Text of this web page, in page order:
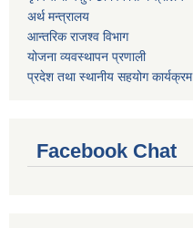
अर्थ मन्त्रालय
आन्तरिक राजश्व विभाग
योजना व्यवस्थापन प्रणाली
प्रदेश तथा स्थानीय सहयोग कार्यक्रम
Facebook Chat